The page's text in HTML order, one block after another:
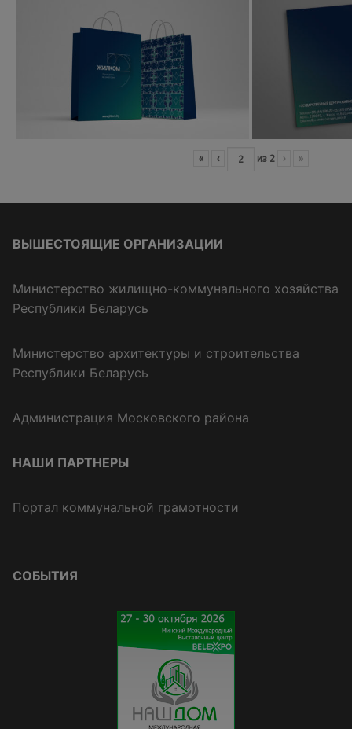
« ‹ из 2 › »
ВЫШЕСТОЯЩИЕ ОРГАНИЗАЦИИ
Министерство жилищно-коммунального хозяйства
Республики Беларусь
Министерство архитектуры и строительства
Республики Беларусь
Администрация Московского района
НАШИ ПАРТНЕРЫ
Портал коммунальной грамотности
СОБЫТИЯ